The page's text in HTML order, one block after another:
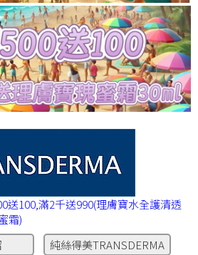
送100,滿2千送990(理膚寶水全護清透
霜)
純絲得美TRANSDERMA